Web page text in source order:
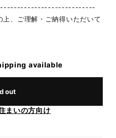
、ご理解・ご納得いただいて
available
out
まいの方向け